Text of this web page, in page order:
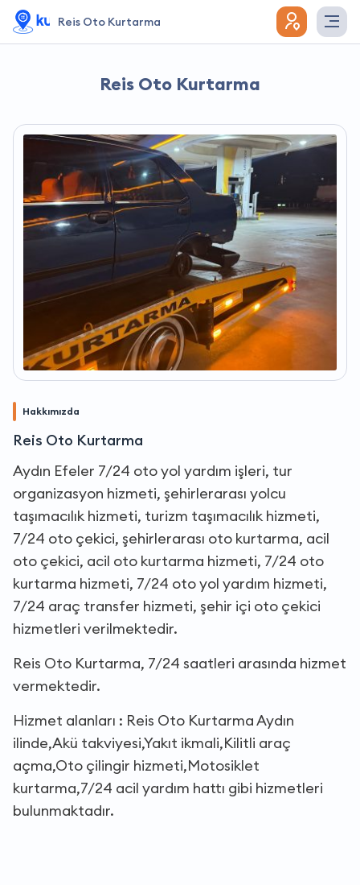
Reis Oto Kurtarma
Reis Oto Kurtarma
Hakkımızda
Reis Oto Kurtarma
Aydın Efeler 7/24 oto yol yardım işleri, tur
organizasyon hizmeti, şehirlerarası yolcu
taşımacılık hizmeti, turizm taşımacılık hizmeti,
7/24 oto çekici, şehirlerarası oto kurtarma, acil
oto çekici, acil oto kurtarma hizmeti, 7/24 oto
kurtarma hizmeti, 7/24 oto yol yardım hizmeti,
7/24 araç transfer hizmeti, şehir içi oto çekici
hizmetleri verilmektedir.
Reis Oto Kurtarma, 7/24 saatleri arasında hizmet
vermektedir.
Hizmet alanları : Reis Oto Kurtarma Aydın
ilinde,Akü takviyesi,Yakıt ikmali,Kilitli araç
açma,Oto çilingir hizmeti,Motosiklet
kurtarma,7/24 acil yardım hattı gibi hizmetleri
bulunmaktadır.